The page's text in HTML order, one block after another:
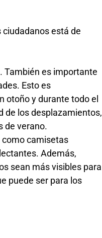
ciudadanos está de
También es importante
Esto es
otoño y durante todo el
de los desplazamientos,
de verano.
como camisetas
Además,
sean más visibles para
puede ser para los